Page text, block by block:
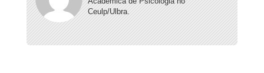
Ceulp/Ulbra.